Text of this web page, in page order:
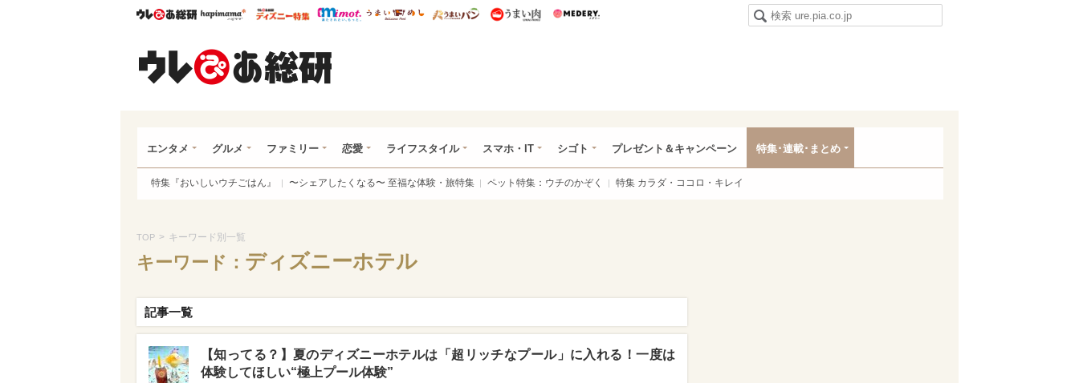
ウレぴあ総研ハピママ* ウレぴあ総研 ディズニー特集
mimot. うまいめし うまいパン うまい肉
エンタメ グルメ ファミリー 恋愛 ライフスタイル スマホ・IT シゴト プレゼント＆キャンペーン 特集･連載･まとめ
特集『おいしいウチごはん』 〜シェアしたくなる〜 至福な体験・旅特集 ペット特集：ウチのかぞく 特集 カラダ・ココロ・キレイ
TOP > キーワード別一覧
キーワード： ディズニーホテル
記事一覧
【知ってる？】夏のディズニーホテルは「超リッチなプール」に入れる！一度は
体験してほしい“極上プール体験”